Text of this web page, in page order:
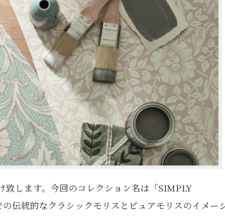
ます。今回のコレクション名は「SIMPLY
統的なクラシックモリスとピュアモリスのイメー